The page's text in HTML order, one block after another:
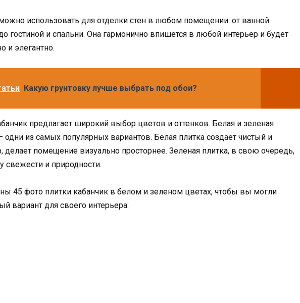
использовать для отделки стен в любом помещении: от ванной
гостиной и спальни. Она гармонично впишется в любой интерьер и будет
и элегантно.
Какую грунтовку лучше выбрать под обои?
предлагает широкий выбор цветов и оттенков. Белая и зеленая
одни из самых популярных вариантов. Белая плитка создает чистый и
делает помещение визуально просторнее. Зеленая плитка, в свою очередь,
свежести и природности.
45 фото плитки кабанчик в белом и зеленом цветах, чтобы вы могли
вариант для своего интерьера: